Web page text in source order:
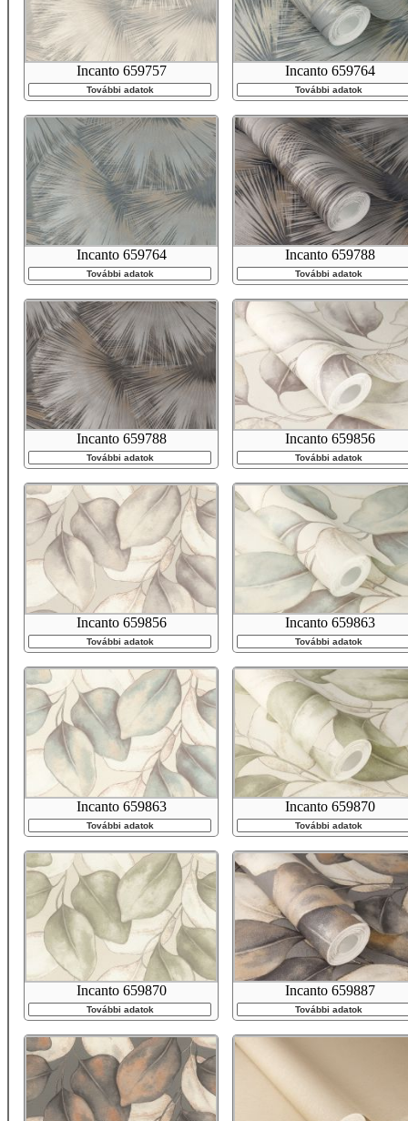
Incanto 659757
További adatok
Incanto 659764
További adatok
Incanto 659764
További adatok
Incanto 659788
További adatok
Incanto 659788
További adatok
Incanto 659856
További adatok
Incanto 659856
További adatok
Incanto 659863
További adatok
Incanto 659863
További adatok
Incanto 659870
További adatok
Incanto 659870
További adatok
Incanto 659887
További adatok